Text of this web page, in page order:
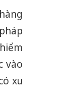
vào
xu